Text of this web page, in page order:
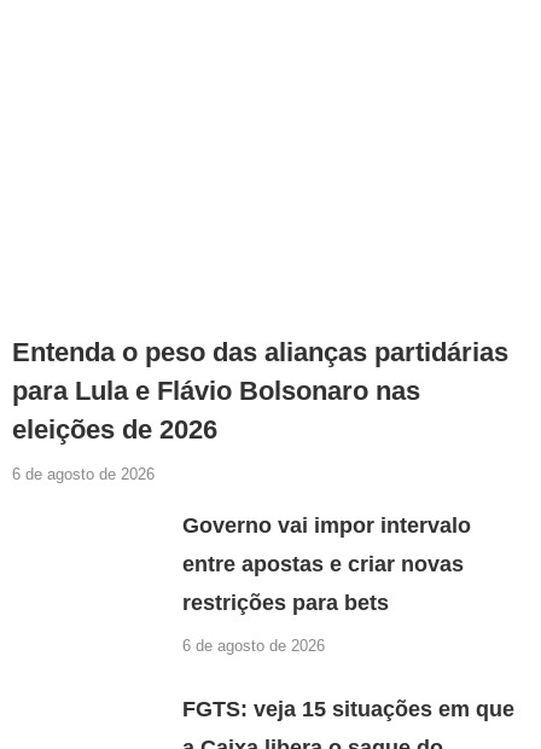
Entenda o peso das alianças partidárias
para Lula e Flávio Bolsonaro nas
eleições de 2026
6 de agosto de 2026
Governo vai impor intervalo
entre apostas e criar novas
restrições para bets
6 de agosto de 2026
FGTS: veja 15 situações em que